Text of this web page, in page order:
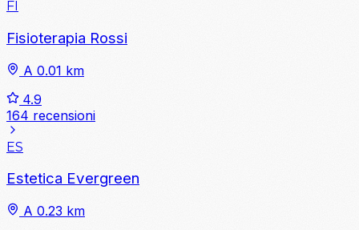
FI
Fisioterapia Rossi
A 0.01 km
4.9
164 recensioni
ES
Estetica Evergreen
A 0.23 km